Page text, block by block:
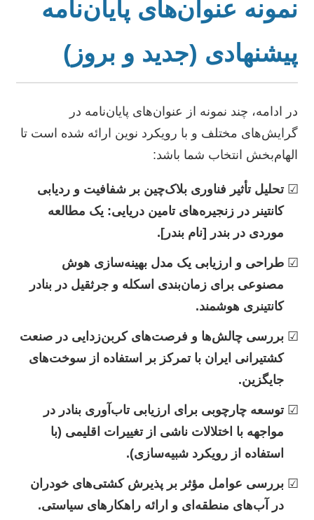
نمونه عنوان‌های پایان‌نامه
پیشنهادی (جدید و بروز)
در ادامه، چند نمونه از عنوان‌های پایان‌نامه در
گرایش‌های مختلف و با رویکرد نوین ارائه شده است تا
الهام‌بخش انتخاب شما باشد:
تحلیل تأثیر فناوری بلاک‌چین بر شفافیت و ردیابی
کانتینر در زنجیره‌های تامین دریایی: یک مطالعه
موردی در بندر [نام بندر].
طراحی و ارزیابی یک مدل بهینه‌سازی هوش
مصنوعی برای زمان‌بندی اسکله و جرثقیل در بنادر
کانتینری هوشمند.
بررسی چالش‌ها و فرصت‌های کربن‌زدایی در صنعت
کشتیرانی ایران با تمرکز بر استفاده از سوخت‌های
جایگزین.
توسعه چارچوبی برای ارزیابی تاب‌آوری بنادر در
مواجهه با اختلالات ناشی از تغییرات اقلیمی (با
استفاده از رویکرد شبیه‌سازی).
بررسی عوامل مؤثر بر پذیرش کشتی‌های خودران
در آب‌های منطقه‌ای و ارائه راهکارهای سیاستی.